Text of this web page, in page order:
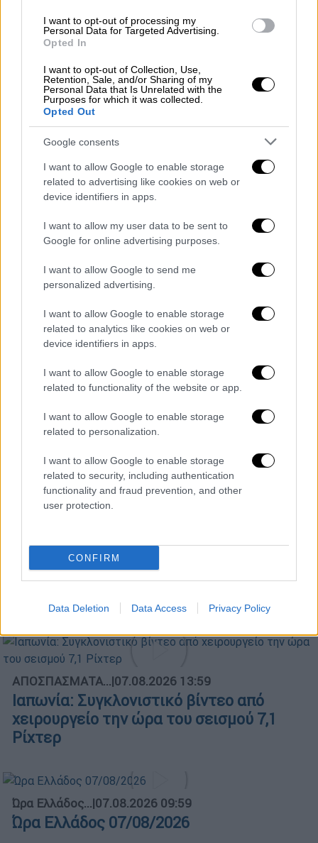
I want to opt-out of processing my
Personal Data for Targeted Advertising.
Opted In
I want to opt-out of Collection, Use,
Retention, Sale, and/or Sharing of my
Personal Data that Is Unrelated with the
Purposes for which it was collected.
Opted Out
Google consents
I want to allow Google to enable storage
related to advertising like cookies on web or
device identifiers in apps.
I want to allow my user data to be sent to
Google for online advertising purposes.
I want to allow Google to send me
personalized advertising.
I want to allow Google to enable storage
related to analytics like cookies on web or
device identifiers in apps.
I want to allow Google to enable storage
related to functionality of the website or app.
I want to allow Google to enable storage
related to personalization.
I want to allow Google to enable storage
related to security, including authentication
functionality and fraud prevention, and other
user protection.
CONFIRM
Data Deletion Data Access Privacy Policy
Γουινέα οξυγόνο
Κεντρικό δελτίο ειδήσεων 07/08/2026
ΑΠΟΣΠΑΣΜΑΤΑ...|07.08.2026 19:06
Φωτιά στο Στεφάνι Κορινθίας – Μήνυμα
112 για ετοιμότητα
Μεσημεριανό...|07.08.2026 14:06
Μεσημεριανό δελτίο ειδήσεων
ΑΠΟΣΠΑΣΜΑΤΑ...|07.08.2026 13:59
Ιαπωνία: Συγκλονιστικό βίντεο από
χειρουργείο την ώρα του σεισμού 7,1
Ρίχτερ
Ώρα Ελλάδος...|07.08.2026 09:59
Ώρα Ελλάδος 07/08/2026